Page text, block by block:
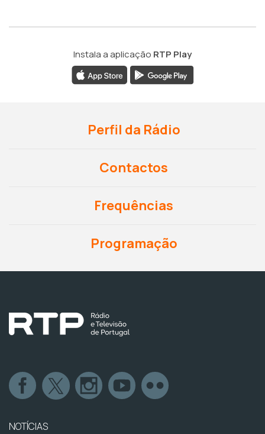
Instala a aplicação RTP Play
Perfil da Rádio
Contactos
Frequências
Programação
NOTÍCIAS